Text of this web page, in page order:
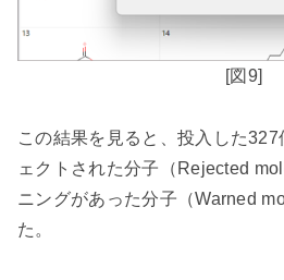
[図 9]
この結果を見ると、投入した327
ェクトされた分子（ Rejected
ニングがあった分子（Warned
た。